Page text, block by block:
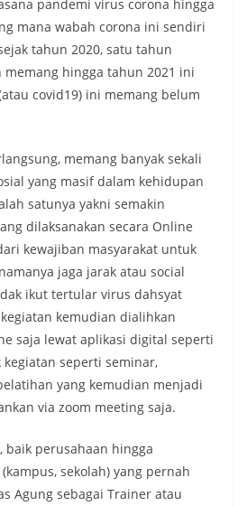
pandemi virus corona hingga
mana wabah corona ini sendiri
tahun 2020, satu tahun
hingga tahun 2021 ini
covid19) ini memang belum
memang banyak sekali
yang masif dalam kehidupan
satunya yakni semakin
dilaksanakan secara Online
kewajiban masyarakat untuk
jaga jarak atau social
ikut tertular virus dahsyat
kemudian dialihkan
saja lewat aplikasi digital seperti
kegiatan seperti seminar,
yang kemudian menjadi
via zoom meeting saja.
baik perusahaan hingga
sekolah) yang pernah
Agung sebagai Trainer atau